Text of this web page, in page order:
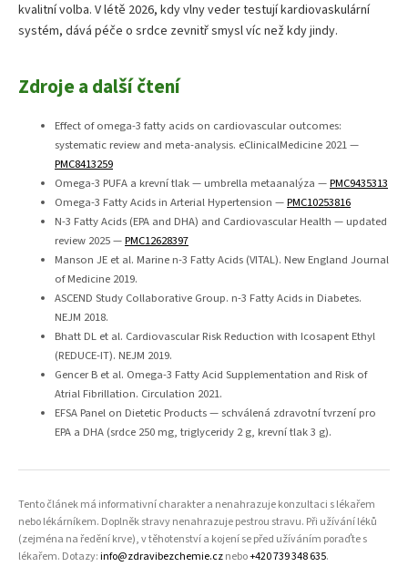
kvalitní volba. V létě 2026, kdy vlny veder testují kardiovaskulární
systém, dává péče o srdce zevnitř smysl víc než kdy jindy.
Zdroje a další čtení
Effect of omega-3 fatty acids on cardiovascular outcomes:
systematic review and meta-analysis. eClinicalMedicine 2021 —
PMC8413259
Omega-3 PUFA a krevní tlak — umbrella metaanalýza —PMC9435313
Omega-3 Fatty Acids in Arterial Hypertension —PMC10253816
N-3 Fatty Acids (EPA and DHA) and Cardiovascular Health — updated
review 2025 —PMC12628397
Manson JE et al. Marine n-3 Fatty Acids (VITAL). New England Journal
of Medicine 2019.
ASCEND Study Collaborative Group. n-3 Fatty Acids in Diabetes.
NEJM 2018.
Bhatt DL et al. Cardiovascular Risk Reduction with Icosapent Ethyl
(REDUCE-IT). NEJM 2019.
Gencer B et al. Omega-3 Fatty Acid Supplementation and Risk of
Atrial Fibrillation. Circulation 2021.
EFSA Panel on Dietetic Products — schválená zdravotní tvrzení pro
EPA a DHA (srdce 250 mg, triglyceridy 2 g, krevní tlak 3 g).
Tento článek má informativní charakter a nenahrazuje konzultaci s lékařem
nebo lékárníkem. Doplněk stravy nenahrazuje pestrou stravu. Při užívání léků
(zejména na ředění krve), v těhotenství a kojení se před užíváním poraďte s
lékařem. Dotazy:info@zdravibezchemie.cznebo+420 739 348 635.